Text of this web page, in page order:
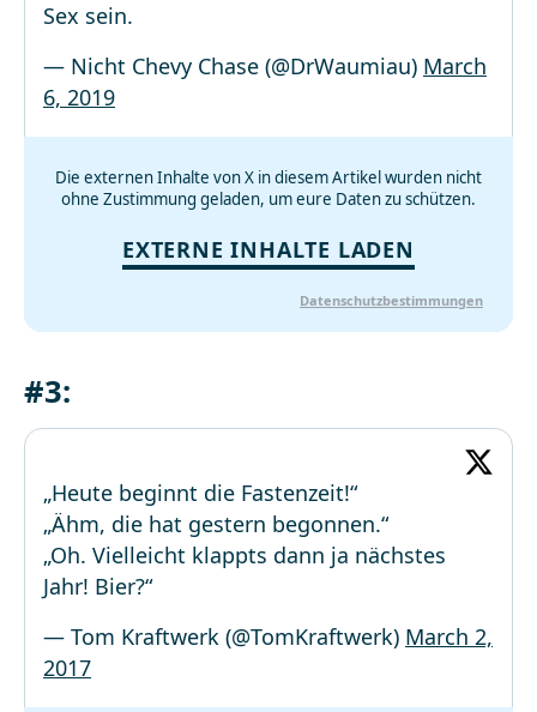
Sex sein.
— Nicht Chevy Chase (@DrWaumiau) March
6, 2019
Die externen Inhalte von X in diesem Artikel wurden nicht
ohne Zustimmung geladen, um eure Daten zu schützen.
EXTERNE INHALTE LADEN
Datenschutzbestimmungen
#3:
„Heute beginnt die Fastenzeit!“
„Ähm, die hat gestern begonnen.“
„Oh. Vielleicht klappts dann ja nächstes
Jahr! Bier?“
— Tom Kraftwerk (@TomKraftwerk) March 2,
2017